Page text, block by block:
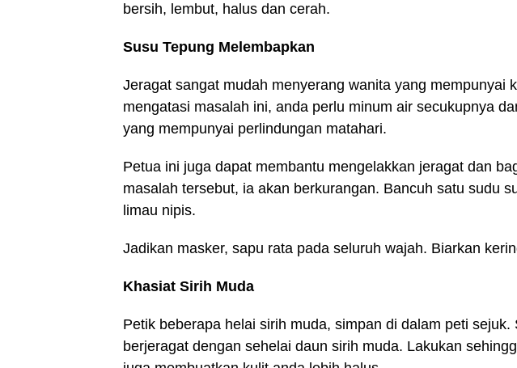
bersih, lembut, halus dan cerah.
Susu Tepung Melembapkan
Jeragat sangat mudah menyerang wanita yang mempunyai
mengatasi masalah ini, anda perlu minum air secukupnya
yang mempunyai perlindungan matahari.
Petua ini juga dapat membantu mengelakkan jeragat dan
masalah tersebut, ia akan berkurangan. Bancuh satu sudu
limau nipis.
Jadikan masker, sapu rata pada seluruh wajah. Biarkan
Khasiat Sirih Muda
Petik beberapa helai sirih muda, simpan di dalam peti
berjeragat dengan sehelai daun sirih muda. Lakukan